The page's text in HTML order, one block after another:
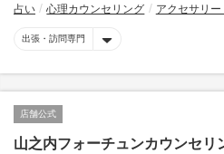
占い 心理カウンセリング アクセサリ
出張・訪問専門
店舗公式
山之内フォーチュンカウンセリ